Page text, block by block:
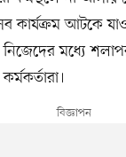
কার্যক্রম আটকে
মধ্যে